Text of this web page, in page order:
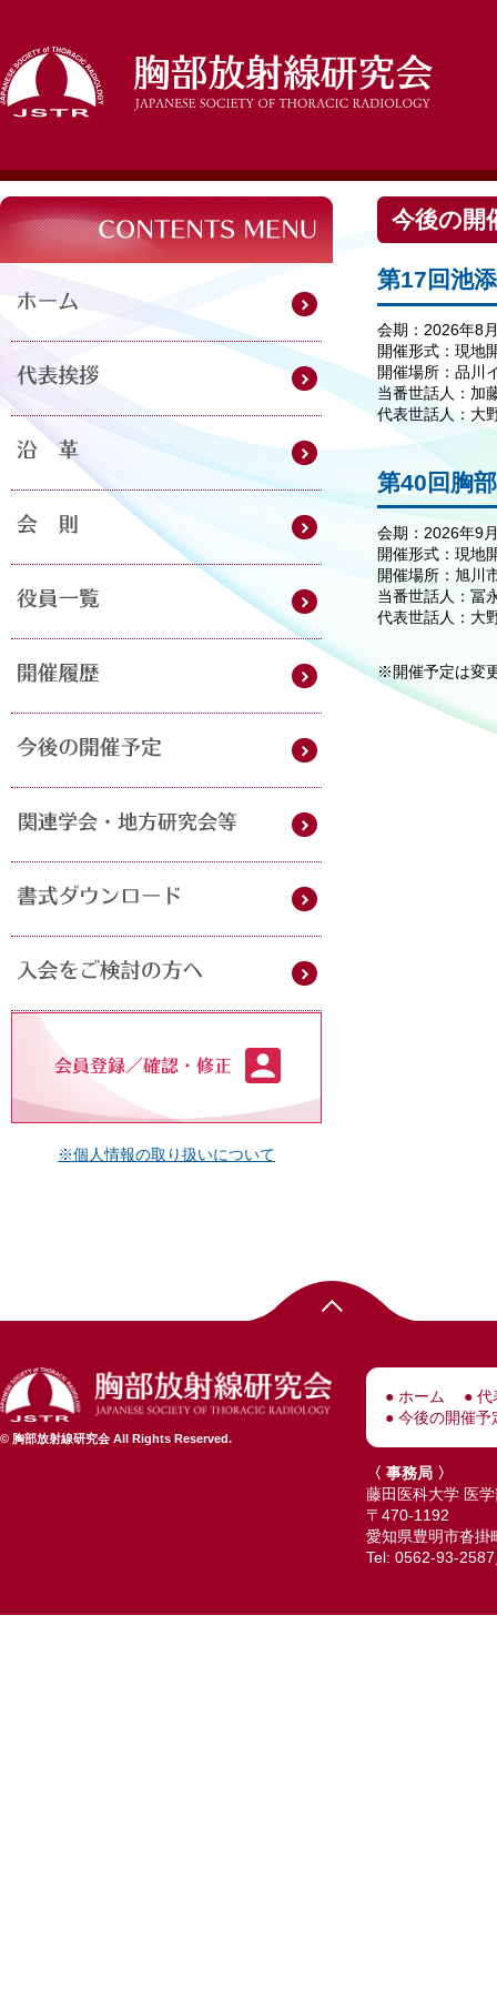
※個人情報の取り扱いについて
今後の開
第17回池
会期：2026年8
開催形式：現地
開催場所：品川
当番世話人：加
代表世話人：大
第40回胸
会期：2026年9
開催形式：現地
開催場所：旭川
当番世話人：冨
代表世話人：大
※開催予定は変
© 胸部放射線研究会 All Rights Reserved.
ホーム
代
今後の開催予
〈 事務局 〉
藤田医科大学 医
〒470-1192
愛知県豊明市沓掛
Tel: 0562-93-